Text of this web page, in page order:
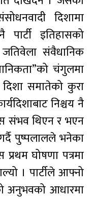
दिशामा
इतिहासको
संवैधानिक
चंगुलमा
दिशा समातेको कुरा
निश्चय नै
संभव थिएन र भएन
पुष्पलालले भनेका
प्रथम घोषणा पत्रमा
। पार्टीले आफ्नो
अनुभवको आधारमा